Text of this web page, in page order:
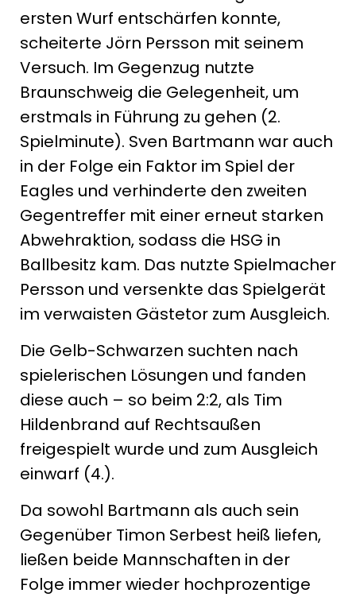
ersten Wurf entschärfen konnte,
scheiterte Jörn Persson mit seinem
Versuch. Im Gegenzug nutzte
Braunschweig die Gelegenheit, um
erstmals in Führung zu gehen (2.
Spielminute). Sven Bartmann war auch
in der Folge ein Faktor im Spiel der
Eagles und verhinderte den zweiten
Gegentreffer mit einer erneut starken
Abwehraktion, sodass die HSG in
Ballbesitz kam. Das nutzte Spielmacher
Persson und versenkte das Spielgerät
im verwaisten Gästetor zum Ausgleich.
Die Gelb-Schwarzen suchten nach
spielerischen Lösungen und fanden
diese auch – so beim 2:2, als Tim
Hildenbrand auf Rechtsaußen
freigespielt wurde und zum Ausgleich
einwarf (4.).
Da sowohl Bartmann als auch sein
Gegenüber Timon Serbest heiß liefen,
ließen beide Mannschaften in der
Folge immer wieder hochprozentige